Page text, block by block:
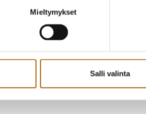
Mieltymykset
Salli valinta
Tyrnävän
15–19.
Tukikohtana toimii
mukaan.